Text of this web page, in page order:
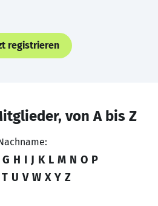
registrieren
von A bis Z
G H I J K L M N O P
T U V W X Y Z